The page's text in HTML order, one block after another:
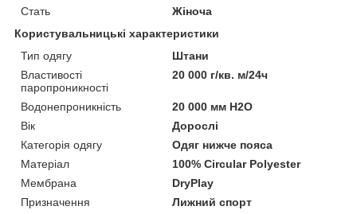
Стать
Жіноча
Користувальницькі характеристики
Тип одягу
Штани
Властивості
паропроникності
20 000 г/кв. м/24ч
Водонепроникність
20 000 мм H2O
Вік
Дорослі
Категорія одягу
Одяг нижче пояса
Матеріал
100% Circular Polyester
Мембрана
DryPlay
Призначення
Лижний спорт